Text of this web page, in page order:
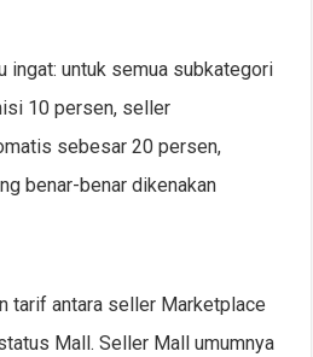
ingat: untuk semua subkategori
10 persen, seller
sebesar 20 persen,
benar-benar dikenakan
tarif antara seller Marketplace
Mall. Seller Mall umumnya